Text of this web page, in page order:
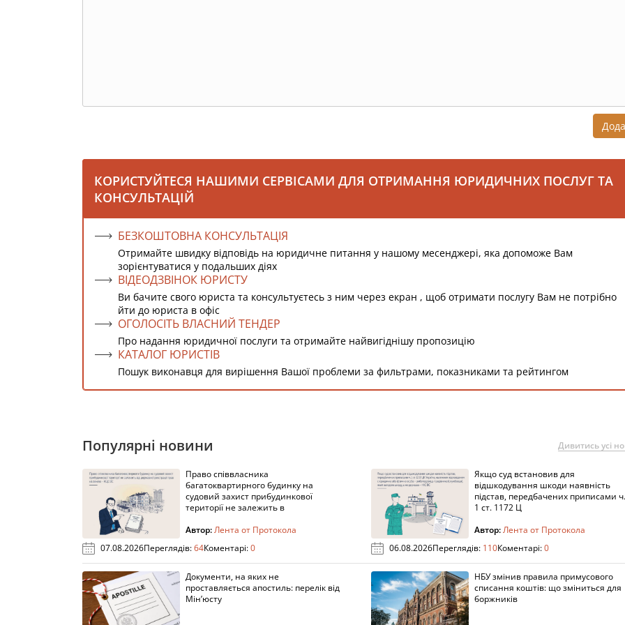
КОРИСТУЙТЕСЯ НАШИМИ СЕРВІСАМИ ДЛЯ ОТРИМАННЯ ЮРИДИЧНИХ ПОСЛУГ ТА
КОНСУЛЬТАЦІЙ
БЕЗКОШТОВНА КОНСУЛЬТАЦІЯ
Отримайте швидку відповідь на юридичне питання у нашому месенджері, яка допоможе Вам
зорієнтуватися у подальших діях
ВІДЕОДЗВІНОК ЮРИСТУ
Ви бачите свого юриста та консультуєтесь з ним через екран , щоб отримати послугу Вам не потрібно
йти до юриста в офіс
ОГОЛОСІТЬ ВЛАСНИЙ ТЕНДЕР
Про надання юридичної послуги та отримайте найвигіднішу пропозицію
КАТАЛОГ ЮРИСТІВ
Пошук виконавця для вирішення Вашої проблеми за фильтрами, показниками та рейтингом
Популярні новини Дивитись усі
Право співвласника
багатоквартирного будинку на
судовий захист прибудинкової
території не залежить в
Автор:Лента от Протокола
07.08.2026Переглядів:64Коментарі:0
Якщо суд встановив для
відшкодування шкоди наявність
підстав, передбачених приписами ч.
1 ст. 1172 Ц
Автор:Лента от Протокола
06.08.2026Переглядів: 110Коментарі:0
Документи, на яких не
проставляється апостиль: перелік від
Мін’юсту
НБУ змінив правила примусового
списання коштів: що зміниться для
боржників